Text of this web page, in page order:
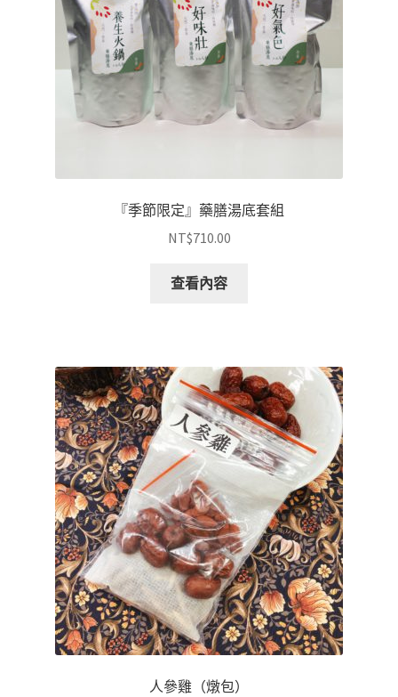
『季節限定』藥膳湯底套組
NT$710.00
查看內容
人參雞（燉包）